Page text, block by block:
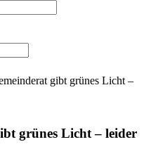
gibt grünes Licht –
grünes Licht – leider